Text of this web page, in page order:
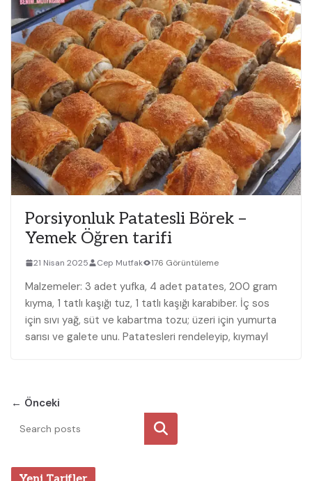
Porsiyonluk Patatesli Börek –
Yemek Öğren tarifi
21 Nisan 2025 Cep Mutfak 176 Görüntüleme
Malzemeler: 3 adet yufka, 4 adet patates, 200 gram
kıyma, 1 tatlı kaşığı tuz, 1 tatlı kaşığı karabiber. İç sos
için sıvı yağ, süt ve kabartma tozu; üzeri için yumurta
sarısı ve galete unu. Patatesleri rendeleyip, kıymayl
← Önceki
Ara